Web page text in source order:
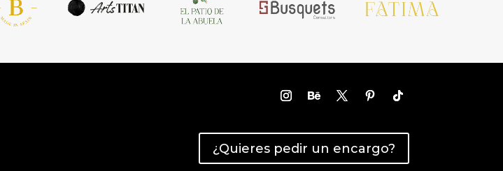
¿Quieres pedir un encargo?